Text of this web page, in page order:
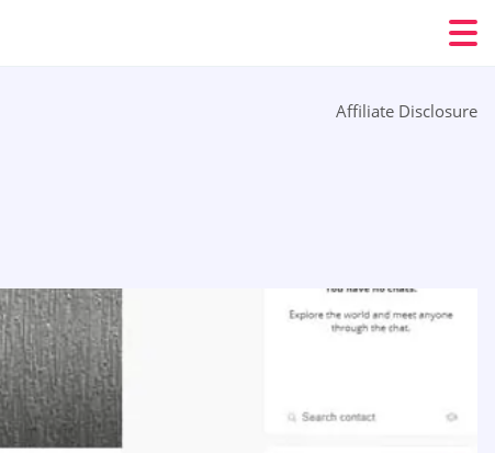
Affiliate Disclosure